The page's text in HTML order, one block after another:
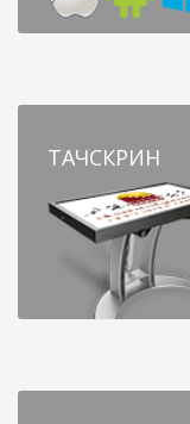
ТАЧСКРИН